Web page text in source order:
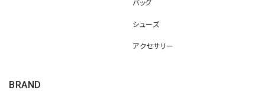
バッグ
シューズ
アクセサリー
BRAND